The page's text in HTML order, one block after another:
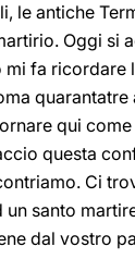
le antiche
Oggi si
mi fa ricordare
quarantatre
qui
questa
Ci
santo
dal vostro